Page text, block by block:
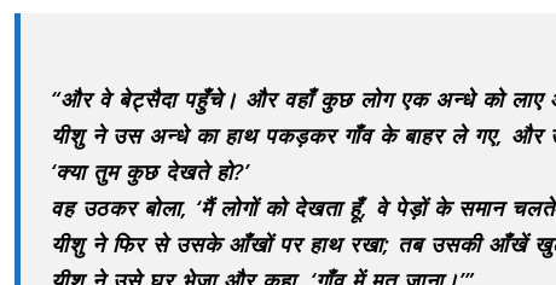
“और वे बेट्सैदा पहुँचे। और वहाँ कुछ लोग एक अन्धे को
यीशु ने उस अन्धे का हाथ पकड़कर गाँव के बाहर ले गए,
‘क्या तुम कुछ देखते हो?’
वह उठकर बोला, ‘मैं लोगों को देखता हूँ, वे पेड़ों के समान
यीशु ने फिर से उसके आँखों पर हाथ रखा; तब उसकी आँखें